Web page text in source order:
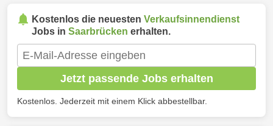
Kostenlos die neuesten Verkaufsinnendienst
Jobs in Saarbrücken erhalten.
Jetzt passende Jobs erhalten
Kostenlos. Jederzeit mit einem Klick abbestellbar.